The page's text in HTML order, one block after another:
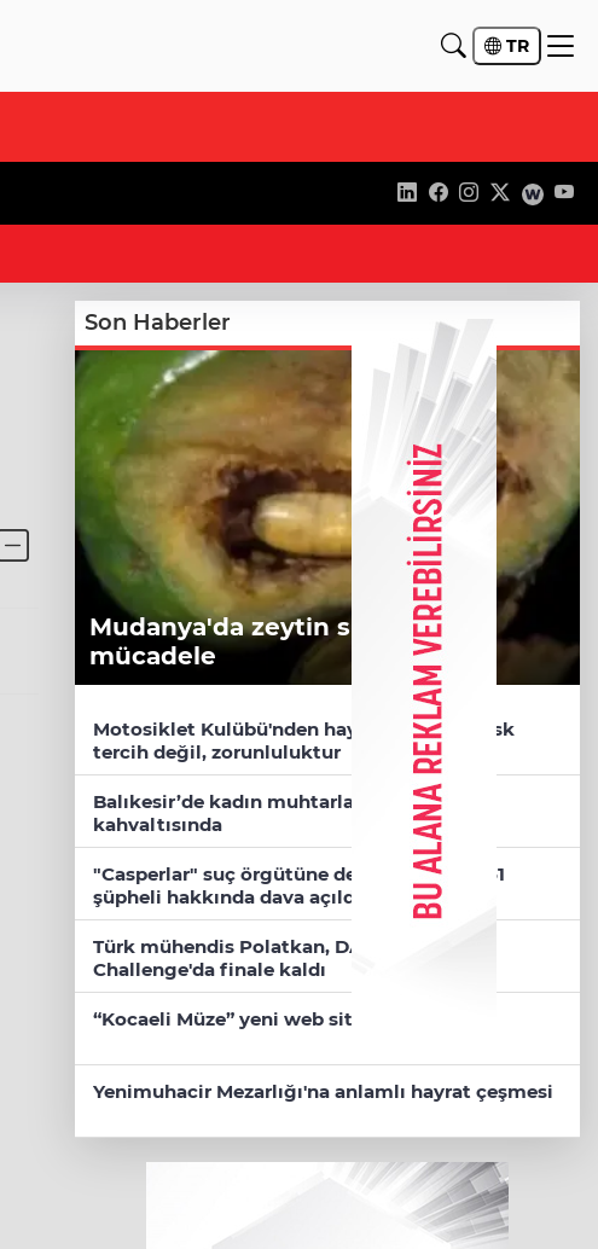
TR
Son Haberler
Mudanya'da zeytin sineğiyle
mücadele
Motosiklet Kulübü'nden hayati uyarılar: Kask
tercih değil, zorunluluktur
Balıkesir’de kadın muhtarlar dayanışma
kahvaltısında
"Casperlar" suç örgütüne dev operasyon! 151
şüpheli hakkında dava açıldı
Türk mühendis Polatkan, DARPA Lift
Challenge'da finale kaldı
“Kocaeli Müze” yeni web sitesiyle yayında
Yenimuhacir Mezarlığı'na anlamlı hayrat çeşmesi